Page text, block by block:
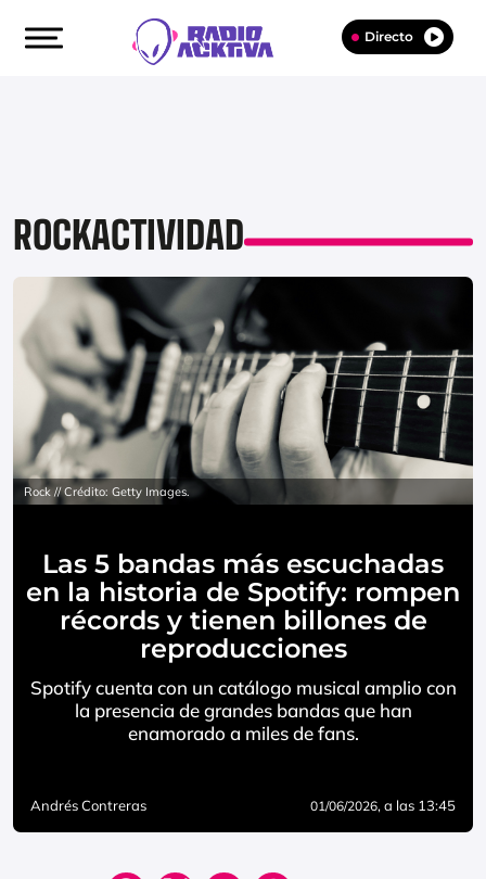
Directo
ROCKACTIVIDAD
Rock // Crédito: Getty Images.
Las 5 bandas más escuchadas
en la historia de Spotify: rompen
récords y tienen billones de
reproducciones
Spotify cuenta con un catálogo musical amplio con
la presencia de grandes bandas que han
enamorado a miles de fans.
Andrés Contreras 01/06/2026, a las 13:45